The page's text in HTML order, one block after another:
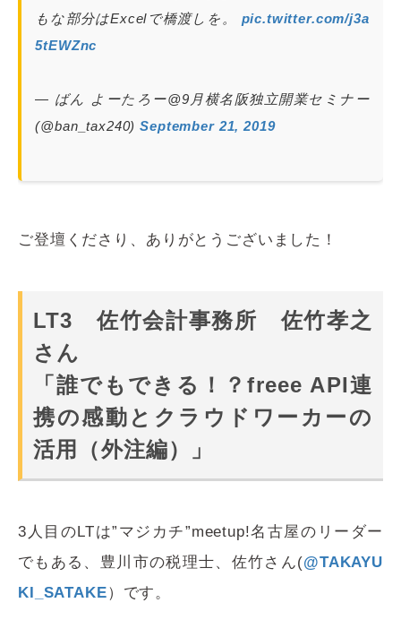
もな部分はExcelで橋渡しを。 pic.twitter.com/j3a
5tEWZnc
— ばん よーたろー@9月横名阪独立開業セミナー
(@ban_tax240)September 21, 2019
ご登壇くださり、ありがとうございました！
LT3 佐竹会計事務所 佐竹孝之
さん
「誰でもできる！？freee API連
携の感動とクラウドワーカーの
活用（外注編）」
3人目のLTは”マジカチ”meetup!名古屋のリーダー
でもある、豊川市の税理士、佐竹さん(@TAKAYU
KI_SATAKE） です。